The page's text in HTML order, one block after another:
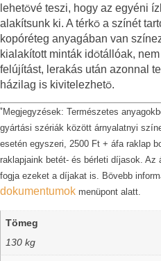
lehetővé teszi, hogy az egyéni
alakítsunk ki. A térkő a színét
kopóréteg anyagában van
kialakított minták időtállóak,
felújítást, lerakás után azonnal
házilag is kivitelezhető.
*Megjegyzések: Természetes
gyártási szériák között árnyalatnyi
esetén egyszeri, 2500 Ft + áfa raklap
raklapjaink betét- és bérleti díjasok. Az
fogja ezeket a díjakat is. Bővebb
dokumentumok menüpont alatt.
Tömeg
130 kg